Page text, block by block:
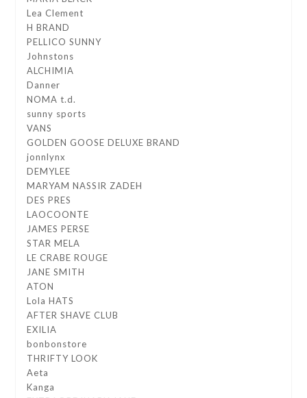
Lea Clement
H BRAND
PELLICO SUNNY
Johnstons
ALCHIMIA
Danner
NOMA t.d.
sunny sports
VANS
GOLDEN GOOSE DELUXE BRAND
jonnlynx
DEMYLEE
MARYAM NASSIR ZADEH
DES PRES
LAOCOONTE
JAMES PERSE
STAR MELA
LE CRABE ROUGE
JANE SMITH
ATON
Lola HATS
AFTER SHAVE CLUB
EXILIA
bonbonstore
THRIFTY LOOK
Aeta
Kanga